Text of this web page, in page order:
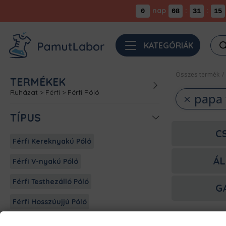
0 nap 08 : 31 : 15
KATEGÓRIÁK
TERMÉKEK
Ruházat > Férfi > Férfi Póló
TÍPUS
Férfi Kereknyakú Póló
Férfi V-nyakú Póló
Férfi Testhezálló Póló
Férfi Hosszúujjú Póló
Összes termék /